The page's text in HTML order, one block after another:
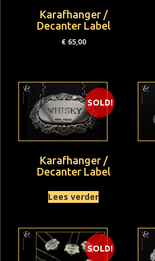
Karafhanger /
Decanter Label
€65,00
SOLD!
Karafhanger /
Decanter Label
Lees verder
SOLD!